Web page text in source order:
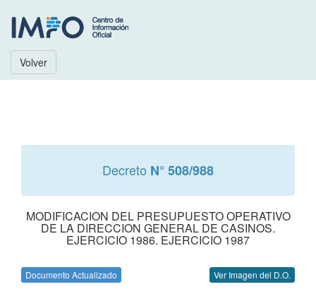
Volver
Decreto N° 508/988
MODIFICACION DEL PRESUPUESTO OPERATIVO
DE LA DIRECCION GENERAL DE CASINOS.
EJERCICIO 1986. EJERCICIO 1987
Documento Actualizado Ver Imagen del D.O.